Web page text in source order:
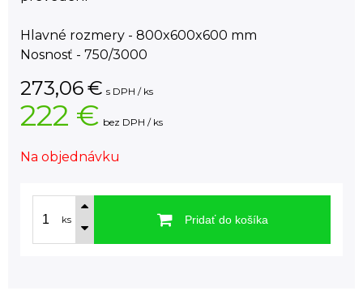
Hlavné rozmery - 800x600x600 mm
Nosnosť - 750/3000
273,06€ s DPH / ks
222 € bez DPH / ks
Na objednávku
ks Pridať do košíka